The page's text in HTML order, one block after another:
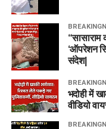
“सासाराम
‘ऑपरेशन
संदेश|
भदोही में
वीडियो